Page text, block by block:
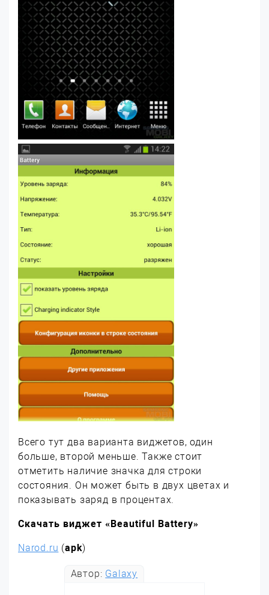
Всего тут два варианта виджетов, один
больше, второй меньше. Также стоит
отметить наличие значка для строки
состояния. Он может быть в двух цветах и
показывать заряд в процентах.
Скачать виджет «Beautiful Battery»
Narod.ru (apk)
Автор: Galaxy